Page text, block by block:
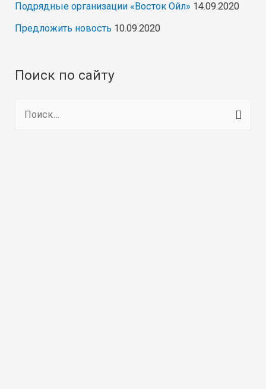
Подрядные организации «Восток Ойл» 14.09.2020
Предложить новость 10.09.2020
Поиск по сайту